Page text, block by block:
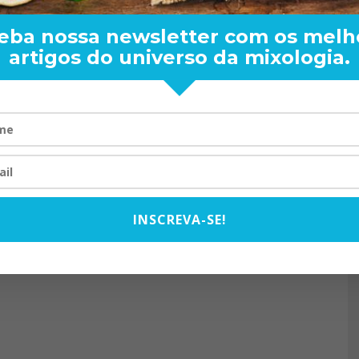
RAND BARTENDER: DE
VISTA PARA O MUNDO
nossa newsletter com os
artigos do universo da mixologia.
INSCREVA-SE!